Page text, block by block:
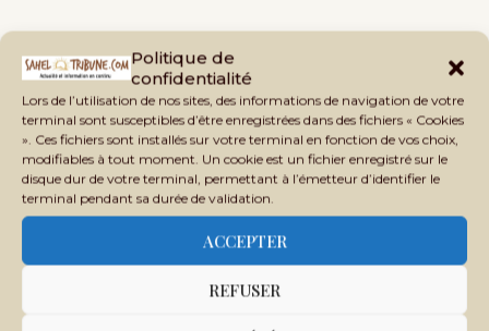
Politique de
confidentialité
Lors de l’utilisation de nos sites, des informations de navigation de votre
terminal sont susceptibles d’être enregistrées dans des fichiers « Cookies
». Ces fichiers sont installés sur votre terminal en fonction de vos choix,
modifiables à tout moment. Un cookie est un fichier enregistré sur le
disque dur de votre terminal, permettant à l’émetteur d’identifier le
terminal pendant sa durée de validation.
ACCEPTER
REFUSER
Tags: CRISE SÉCURITAIRE CROISSANCE ÉCONOMIQUE
DÉVELOPPEMENT LOCAL PRODUCTION LOCALE
STABILITÉ POLITIQUE